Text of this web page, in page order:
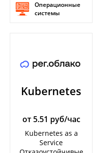
Операционные
системы
Kubernetes
от 5.51 руб/час
Kubernetes as a
Service